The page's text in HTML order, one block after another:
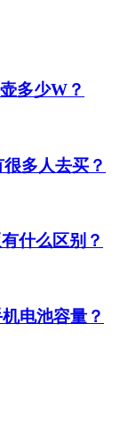
多少W？
多人去买？
什么区别？
电池容量？